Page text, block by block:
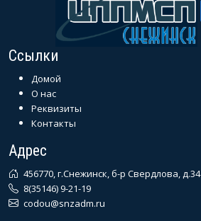
Ссылки
Домой
О нас
Реквизиты
Контакты
Адрес
456770, г.Снежинск, б-р Свердлова, д.34
8(35146) 9-21-19
codou@snzadm.ru